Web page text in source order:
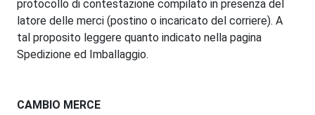
protocollo di contestazione compilato in presenza del
latore delle merci (postino o incaricato del corriere). A
tal proposito leggere quanto indicato nella pagina
Spedizione ed Imballaggio.
CAMBIO MERCE